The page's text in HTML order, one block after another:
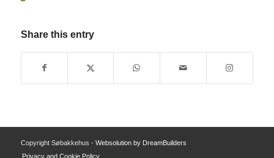
Share this entry
Copyright Søbakkehus - Websolution by DreamBuilders
Privacy and Cookie Policy